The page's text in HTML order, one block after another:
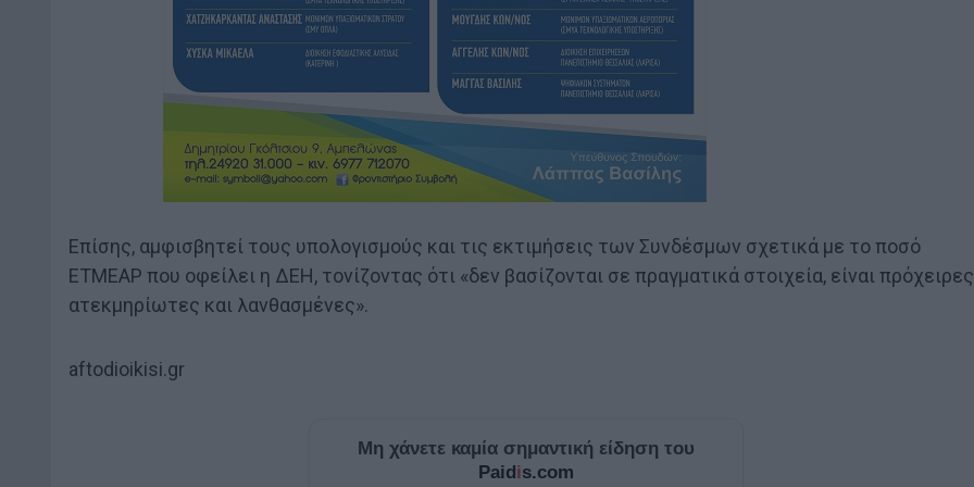
Επίσης, αμφισβητεί τους υπολογισμούς και τις εκτιμήσεις των Συνδέσμων σχετικά με το ποσό
ΕΤΜΕΑΡ που οφείλει η ΔΕΗ, τονίζοντας ότι «δεν βασίζονται σε πραγματικά στοιχεία, είναι
ατεκμηρίωτες και λανθασμένες».
aftodioikisi.gr
Μη χάνετε καμία σημαντική είδηση του
Paidis.com